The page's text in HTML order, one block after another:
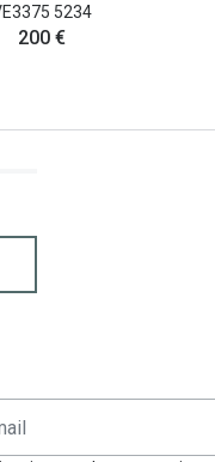
5234
200 €